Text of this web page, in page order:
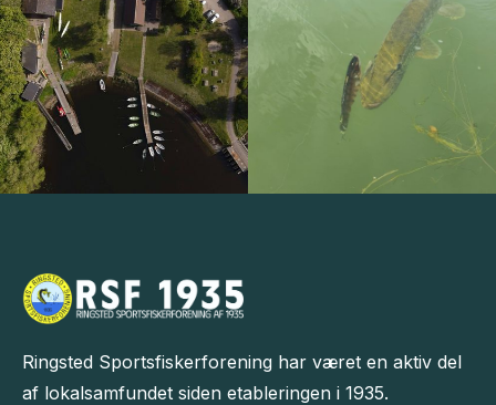
Ringsted Sportsfiskerforening har været en aktiv del
af lokalsamfundet siden etableringen i 1935.